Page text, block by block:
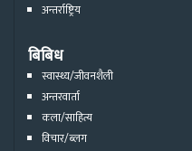
अन्तर्राष्ट्रिय
बिबिध
स्वास्थ्य/जीवनशैली
अन्तरवार्ता
कला/साहित्य
विचार/ब्लग